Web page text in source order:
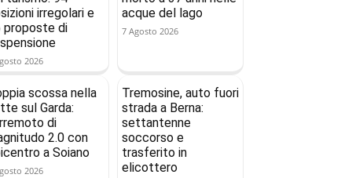
irregolari e
proposte di
2026
acque del lago
7 Agosto 2026
scossa nella
sul Garda:
di
2.0 con
a Soiano
2026
Tremosine, auto fuori
strada a Berna:
settantenne
soccorso e
trasferito in
elicottero